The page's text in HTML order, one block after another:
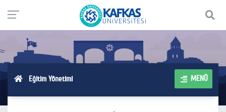
Eğitim Yönetimi MENÜ